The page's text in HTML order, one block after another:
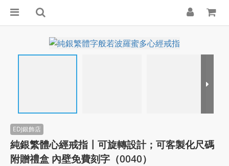
純銀繁體心經戒指〡可旋轉設計；可客製化尺碼
附贈禮盒 內壁免費刻字（0040）